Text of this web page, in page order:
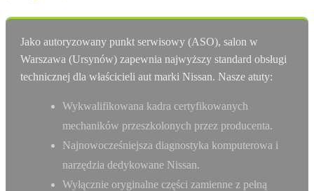
Jako autoryzowany punkt serwisowy (ASO), salon w
Warszawa (Ursynów) zapewnia najwyższy standard obsługi
technicznej dla właścicieli aut marki Nissan. Nasze atuty:
Wykwalifikowana kadra certyfikowanych
mechaników przeszkolonych przez producenta.
Najnowocześniejsza diagnostyka komputerowa i
narzędzia dedykowane Nissan.
Wyłącznie oryginalne części zamienne z pełną